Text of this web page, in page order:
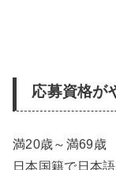
応募資格が
満20歳～満69歳
日本国籍で日本